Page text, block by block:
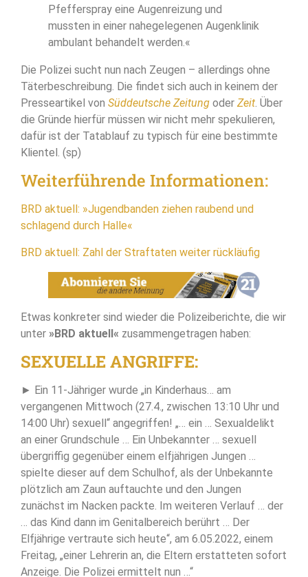
Pfefferspray eine Augenreizung und
mussten in einer nahegelegenen Augenklinik
ambulant behandelt werden.«
Die Polizei sucht nun nach Zeugen – allerdings ohne
Täterbeschreibung. Die findet sich auch in keinem der
Presseartikel von Süddeutsche Zeitung oder Zeit. Über
die Gründe hierfür müssen wir nicht mehr spekulieren,
dafür ist der Tatablauf zu typisch für eine bestimmte
Klientel. (sp)
Weiterführende Informationen:
BRD aktuell: »Jugendbanden ziehen raubend und
schlagend durch Halle«
BRD aktuell: Zahl der Straftaten weiter rückläufig
Etwas konkreter sind wieder die Polizeiberichte, die wir
unter »BRD aktuell« zusammengetragen haben:
SEXUELLE ANGRIFFE:
► Ein 11-Jähriger wurde „in Kinderhaus… am
vergangenen Mittwoch (27.4., zwischen 13:10 Uhr und
14:00 Uhr) sexuell“ angegriffen! „… ein … Sexualdelikt
an einer Grundschule … Ein Unbekannter … sexuell
übergriffig gegenüber einem elfjährigen Jungen …
spielte dieser auf dem Schulhof, als der Unbekannte
plötzlich am Zaun auftauchte und den Jungen
zunächst im Nacken packte. Im weiteren Verlauf … der
… das Kind dann im Genitalbereich berührt … Der
Elfjährige vertraute sich heute“, am 6.05.2022, einem
Freitag, „einer Lehrerin an, die Eltern erstatteten sofort
Anzeige. Die Polizei ermittelt nun …“